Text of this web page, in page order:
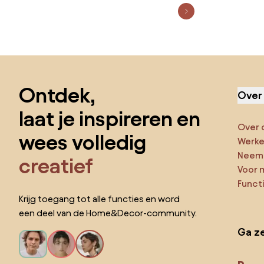
Ontdek,
laat je inspireren en
wees volledig
creatief
Krijg toegang tot alle functies en word
een deel van de Home&Decor-community.
Over
Over
Voor
Ga